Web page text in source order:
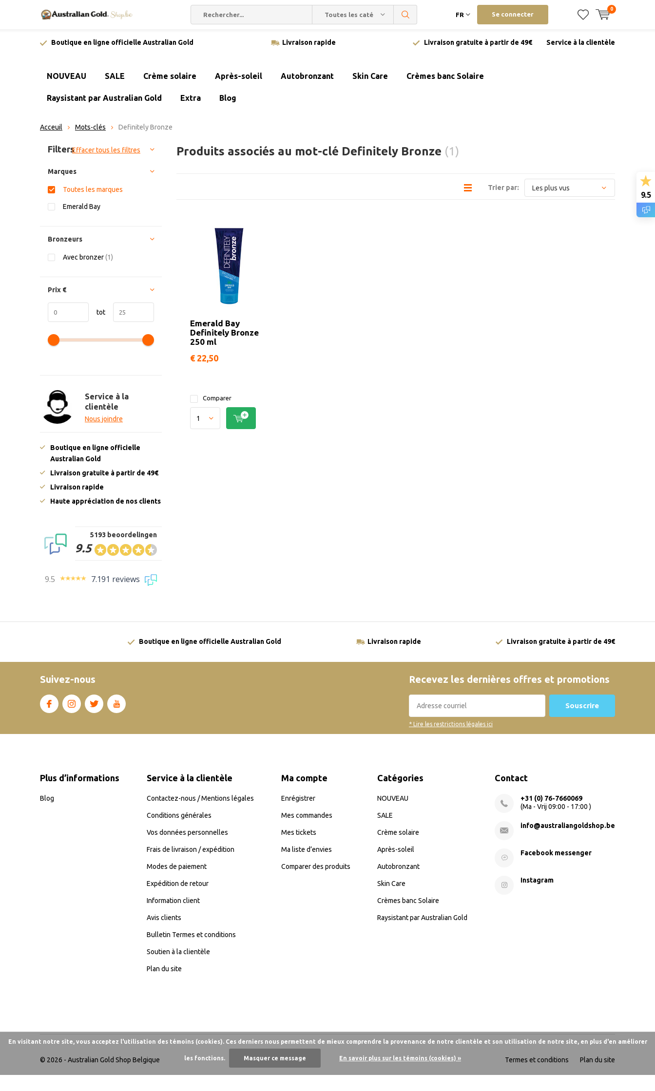
Toutes les catégories FR Se connecter
0
Boutique en ligne officielle Australian Gold Livraison rapide Livraison gratuite à partir de 49€ Service à la clientèle
NOUVEAU SALE Crème solaire Après-soleil Autobronzant Skin Care Crèmes banc Solaire
Raysistant par Australian Gold Extra Blog
Acceuil Mots-clés Definitely Bronze
Produits associés au mot-clé Definitely Bronze (1)
Trier par:
Emerald Bay
Definitely Bronze
250 ml
€ 22,50
Comparer
Trier par:
FiltersEffacer tous les filtres
Marques
Toutes les marques
Emerald Bay
Bronzeurs
Avec bronzer(1)
Prix €
tot
Service à la
clientèle
Nous joindre
Boutique en ligne officielle
Australian Gold
Livraison gratuite à partir de 49€
Livraison rapide
Haute appréciation de nos clients
9.5
5193 beoordelingen
9.5 7.191 reviews
Boutique en ligne officielle Australian Gold Livraison rapide Livraison gratuite à partir de 49€
Suivez-nous Recevez les dernières offres et promotions
Souscrire
* Lire les restrictions légales ici
Plus d’informations
Blog
Service à la clientèle
Contactez-nous / Mentions légales
Conditions générales
Vos données personnelles
Frais de livraison / expédition
Modes de paiement
Expédition de retour
Information client
Avis clients
Bulletin Termes et conditions
Soutien à la clientèle
Plan du site
Ma compte
Enrégistrer
Mes commandes
Mes tickets
Ma liste d’envies
Comparer des produits
Catégories
NOUVEAU
SALE
Crème solaire
Après-soleil
Autobronzant
Skin Care
Crèmes banc Solaire
Raysistant par Australian Gold
Contact
+31 (0) 76-7660069
(Ma - Vrij 09:00 - 17:00 )
info@australiangoldshop.be
Facebook messenger
Instagram
© 2026 - Australian Gold Shop Belgique Termes et conditions Plan du site
9.5
En visitant notre site, vous acceptez l'utilisation des témoins (cookies). Ces derniers nous permettent de mieux comprendre la provenance de notre clientèle et son utilisation de notre site, en plus d'en améliorer
les fonctions. Masquer ce message En savoir plus sur les témoins (cookies) »